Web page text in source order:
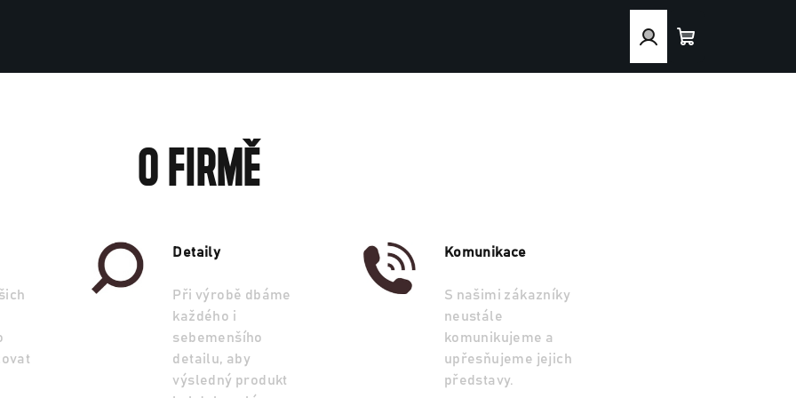
Přihlášení
O firmě
Detaily
Při výrobě dbáme
každého i
sebemenšího
detailu, aby
výsledný produkt
Komunikace
S našimi zákazníky
neustále
komunikujeme a
upřesňujeme jejich
představy.